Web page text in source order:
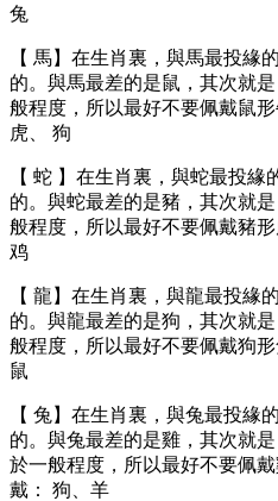
兔
【 ⾺】在⽣肖裏，與⾺最投緣
的。與⾺最差的是⿏，其次就
般程度，所以最好不要佩戴⿏
⻁、 狗
【 蛇 】在⽣肖裏，與蛇最投
的。與蛇最差的是豬，其次就
般程度，所以最好不要佩戴豬
鸡
【 ⿓】在⽣肖裏，與⿓最投緣
的。與⿓最差的是狗，其次就
般程度，所以最好不要佩戴狗
⿏
【 兔】在⽣肖裏，與兔最投緣
的。與兔最差的是雞，其次就
於⼀般程度，所以最好不要佩
戴： 狗、⽺